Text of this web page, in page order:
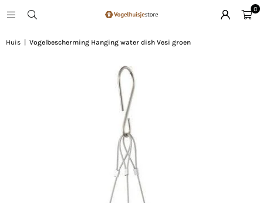
0
Huis Vogelbescherming Hanging water dish Vesi groen